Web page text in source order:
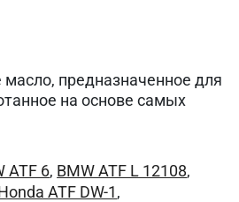
предназначенное для
на основе самых
ATF 6, BMW ATF L 12108,
ATF DW-1,